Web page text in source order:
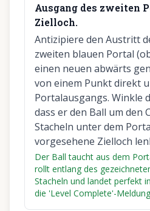
Ausgang des zweiten
Zielloch.
Antizipiere den Austritt
zweiten blauen Portal
einen neuen abwärts
von einem Punkt direkt
Portalausgangs. Winkle
dass er den Ball um den
Stacheln unter dem
vorgesehene Zielloch
Der Ball taucht aus dem
rollt entlang des
Stacheln und landet perfekt
die 'Level Complete'-